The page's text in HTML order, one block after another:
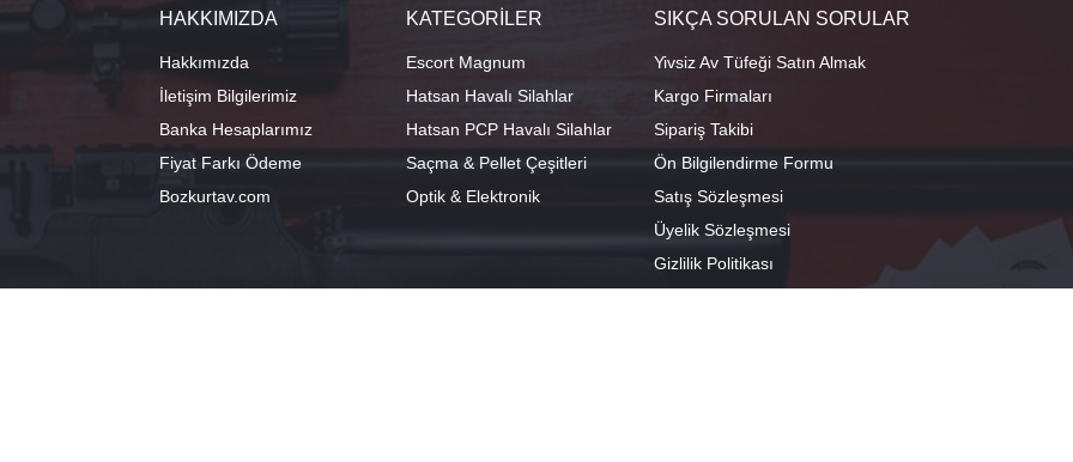
HAKKIMIZDA
Hakkımızda
İletişim Bilgilerimiz
Banka Hesaplarımız
Fiyat Farkı Ödeme
Bozkurtav.com
KATEGORİLER
Escort Magnum
Hatsan Havalı Silahlar
Hatsan PCP Havalı Silahlar
Saçma & Pellet Çeşitleri
Optik & Elektronik
SIKÇA SORULAN SORULAR
Yivsiz Av Tüfeği Satın Almak
Kargo Firmaları
Sipariş Takibi
Ön Bilgilendirme Formu
Satış Sözleşmesi
Üyelik Sözleşmesi
Gizlilik Politikası